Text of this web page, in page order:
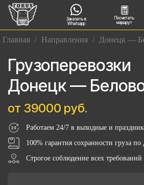
Заказать в
Whatsapp
Посчитать
маршрут
Главная / Направления / Донецк —
Грузоперевозки
Донецк —
от 39000 руб.
Работаем 24/7 в выходные и
100% гарантия сохранности груза по
Строгое соблюдение всех